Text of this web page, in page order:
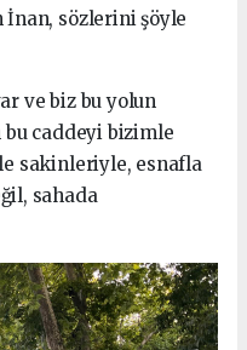
İnan, sözlerini şöyle
ve biz bu yolun
bu caddeyi bizimle
sakinleriyle, esnafla
sahada